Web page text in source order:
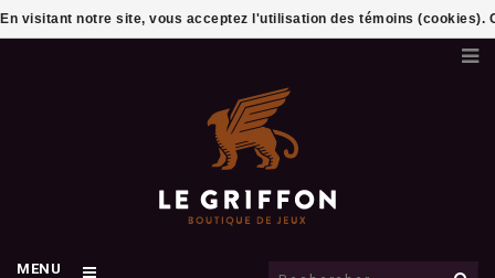
MENU
En visitant notre site, vous acceptez l'utilisation des témoins